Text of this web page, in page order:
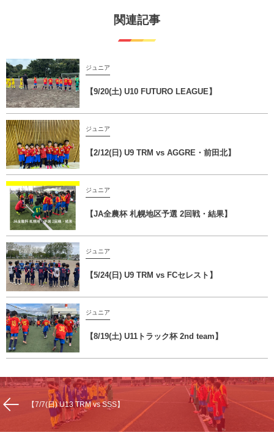
関連記事
ジュニア
【9/20(土) U10 FUTURO LEAGUE】
ジュニア
【2/12(日) U9 TRM vs AGGRE・前田北】
ジュニア
【JA全農杯 札幌地区予選 2回戦・結果】
ジュニア
【5/24(日) U9 TRM vs FCセレスト】
ジュニア
【8/19(土) U11トラック杯 2nd team】
【7/7(日) U13 TRM vs SSS】